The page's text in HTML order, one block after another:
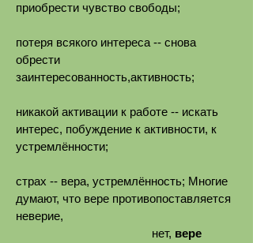
приобрести чувство свободы;
потеря всякого интереса -- снова
обрести
заинтересованность,активность;
никакой активации к работе -- искать
интерес, побуждение к активности, к
устремлённости;
страх -- вера, устремлённость; Многие
думают, что вере противопоставляется
неверие,
нет, вере